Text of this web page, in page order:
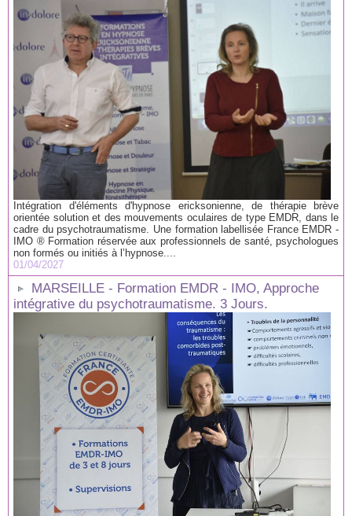
Intégration d'éléments d'hypnose ericksonienne, de thérapie brève
orientée solution et des mouvements oculaires de type EMDR, dans le
cadre du psychotraumatisme. Une formation labellisée France EMDR -
IMO ® Formation réservée aux professionnels de santé, psychologues
non formés ou initiés à l’hypnose....
01/04/2027
MARSEILLE - Formation EMDR - IMO, Approche
intégrative du psychotraumatisme. 3 Jours.